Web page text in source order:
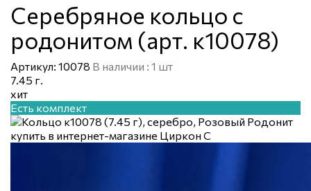
Серебряное кольцо с
родонитом (арт. к10078)
Артикул: 10078 В наличии : 1 шт
7.45 г.
хит
Есть комплект